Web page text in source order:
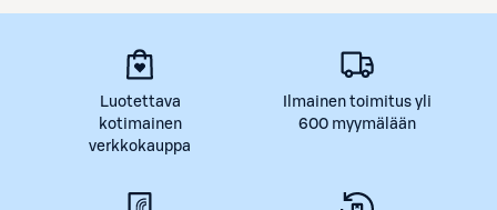
Luotettava
kotimainen
verkkokauppa
Ilmainen toimitus yli
600 myymälään